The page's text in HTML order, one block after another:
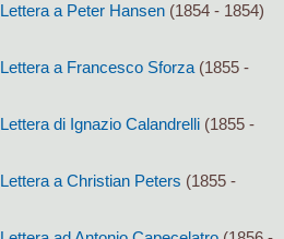
Lettera a Peter Hansen (1854 - 1854)
Lettera a Francesco Sforza (1855 -
Lettera di Ignazio Calandrelli (1855 -
Lettera a Christian Peters (1855 -